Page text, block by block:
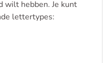
wilt hebben. Je kunt
lettertypes: